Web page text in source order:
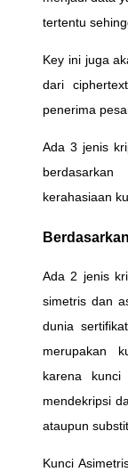
tertentu
Key ini juga
dari
penerima
Ada 3 jenis
kerahasiaan
Ada 2 jenis
simetris dan
dunia
merupakan
karena kunci
mendekripsi
ataupun
Kunci